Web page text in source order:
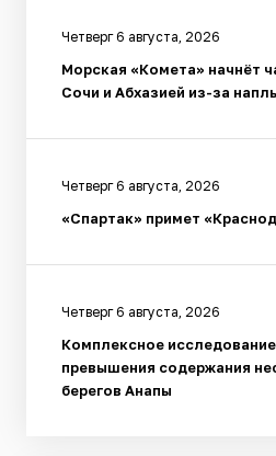
Четверг 6 августа, 2026
Морская «Комета» начнёт
Сочи и Абхазией из-за
Четверг 6 августа, 2026
«Спартак» примет
Четверг 6 августа, 2026
Комплексное
превышения содержания
берегов Анапы